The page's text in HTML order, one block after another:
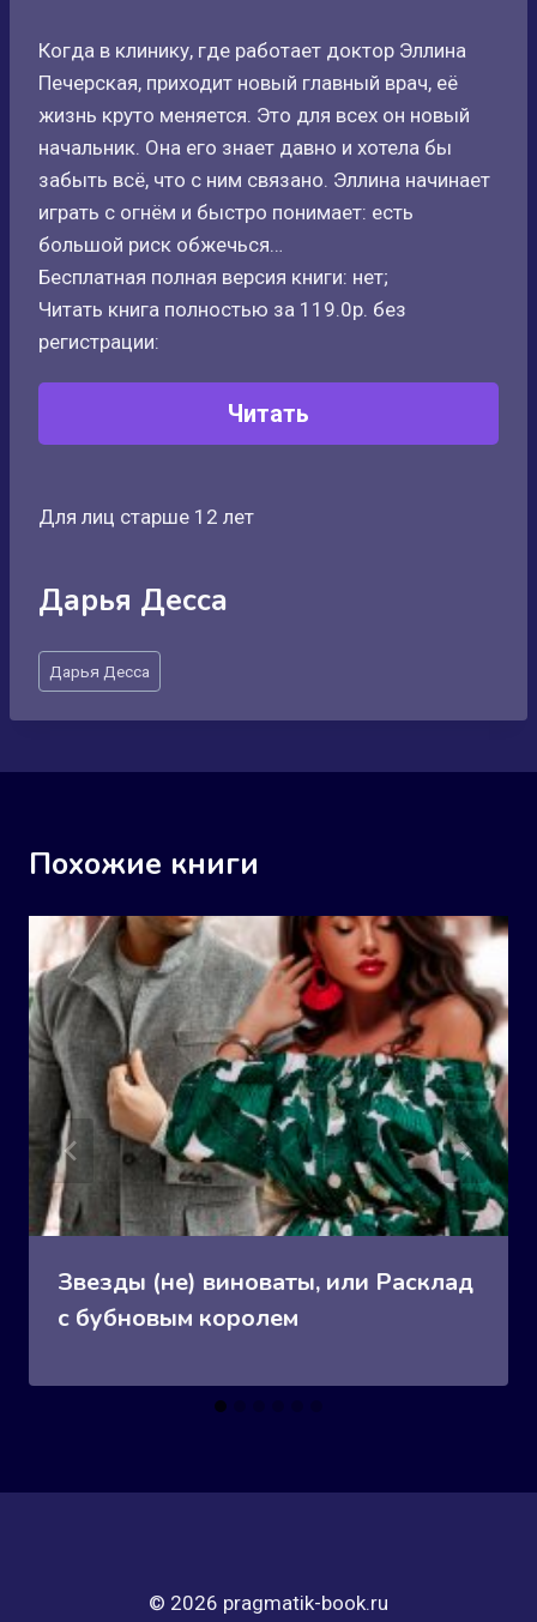
Когда в клинику, где работает доктор Эллина
Печерская, приходит новый главный врач, её
жизнь круто меняется. Это для всех он новый
начальник. Она его знает давно и хотела бы
забыть всё, что с ним связано. Эллина начинает
играть с огнём и быстро понимает: есть
большой риск обжечься…
Бесплатная полная версия книги: нет;
Читать книга полностью за 119.0р. без
регистрации:
Читать
Для лиц старше 12 лет
Дарья Десса
Метки
записи:
Дарья Десса
Похожие книги
Звезды (не) виноваты, или Расклад
с бубновым королем
© 2026 pragmatik-book.ru